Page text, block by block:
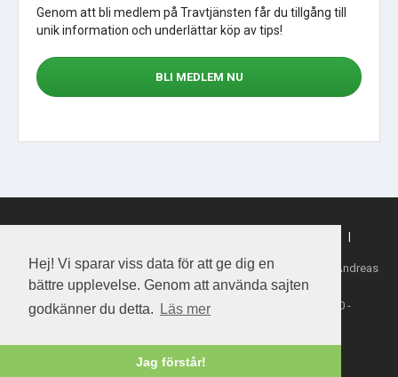
Hej! Vi sparar viss data för att ge dig en
bättre upplevelse. Genom att använda sajten
godkänner du detta.
Läs mer
Jag förstår!
Genom att bli medlem på Travtjänsten får du tillgång till
unik information och underlättar köp av tips!
BLI MEDLEM NU
|
Tillhandahållare: Daytime Media House AB, Ansvarig utgivare: Andreas
Henriksson
Copyright 2026 Daytime Media House AB 556763-4828
Spel från ATG - Åldersgräns 18 år - Stödlinjen 020-81 91 00 -
Spelalagom.se